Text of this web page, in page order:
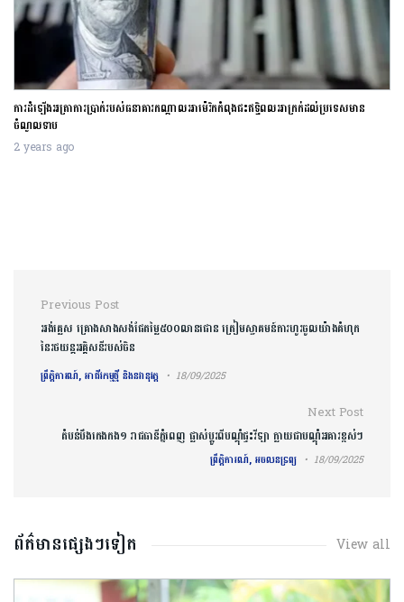
ការដំឡើងអត្រាការប្រាក់របស់ធនាគារកណ្តាលអាម៉េរិកកំពុងជះឥទ្ធិពលអាក្រក់ដល់ប្រទេសមាន
ចំណូលទាប
2 years ago
Post navigation
Previous Post
អង់គ្លេស គ្រោងសាងសង់ផែតម្លៃ៥០០លានផោន ត្រៀមស្វាគមន៍ការហូរចូលយ៉ាងគំហុក
នៃរថយន្តអគ្គិសនីរបស់ចិន
ព្រឹត្តិការណ៍, អាជីវកម្មថ្មី និងនវានុវត្ត 18/09/2025
Next Post
តំបន់បឹងកេង​កង១ រាជធានីភ្នំពេញ ​ផ្លាស់​ប្តូរពីបណ្ដុំ​ផ្ទះវីឡា ក្លាយជា​បណ្ដុំអគារ​ខ្ពស់​​ៗ
ព្រឹត្តិការណ៍, អចលនទ្រព្យ 18/09/2025
ព័ត៌មានផ្សេងៗទៀត View all